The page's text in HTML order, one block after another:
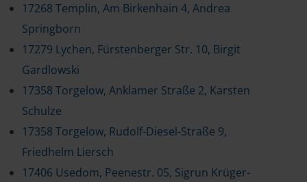
17268 Templin, Am Birkenhain 4, Andrea
Springborn
17279 Lychen, Fürstenberger Str. 10, Birgit
Gardlowski
17358 Torgelow, Anklamer Straße 2, Karsten
Schulze
17358 Torgelow, Rudolf-Diesel-Straße 9,
Friedhelm Liersch
17406 Usedom, Peenestr. 05, Sigrun Krüger-